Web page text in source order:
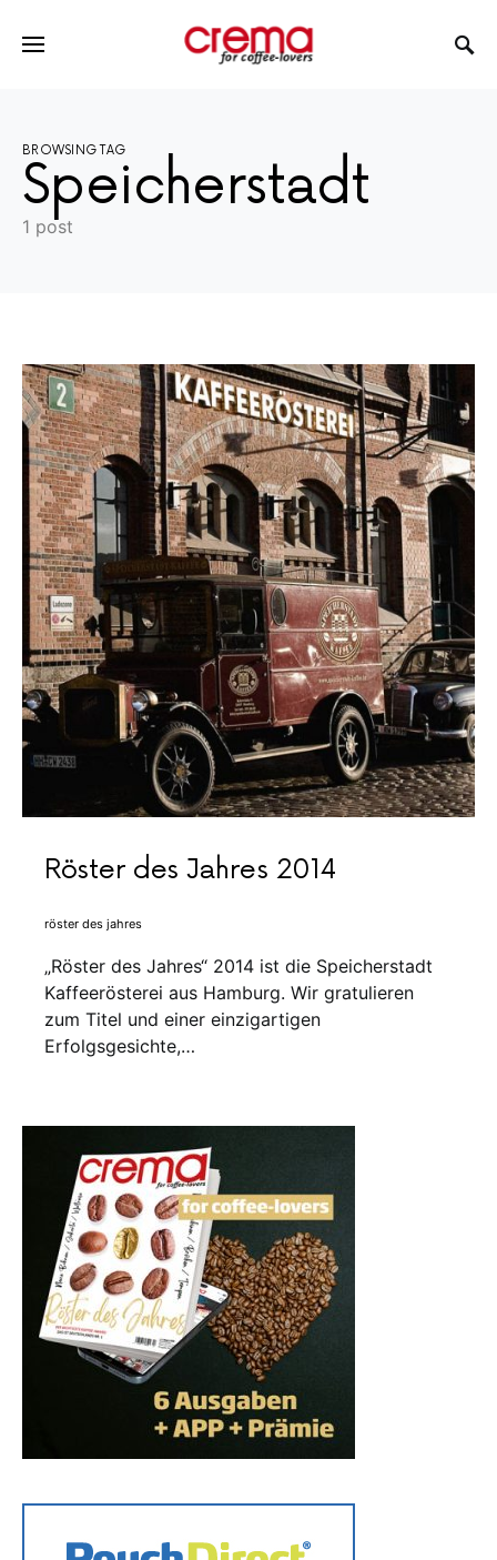
BROWSING TAG
Speicherstadt
1 post
Röster des Jahres 2014
röster des jahres
„Röster des Jahres“ 2014 ist die Speicherstadt
Kaffeerösterei aus Hamburg. Wir gratulieren
zum Titel und einer einzigartigen
Erfolgsgesichte,…